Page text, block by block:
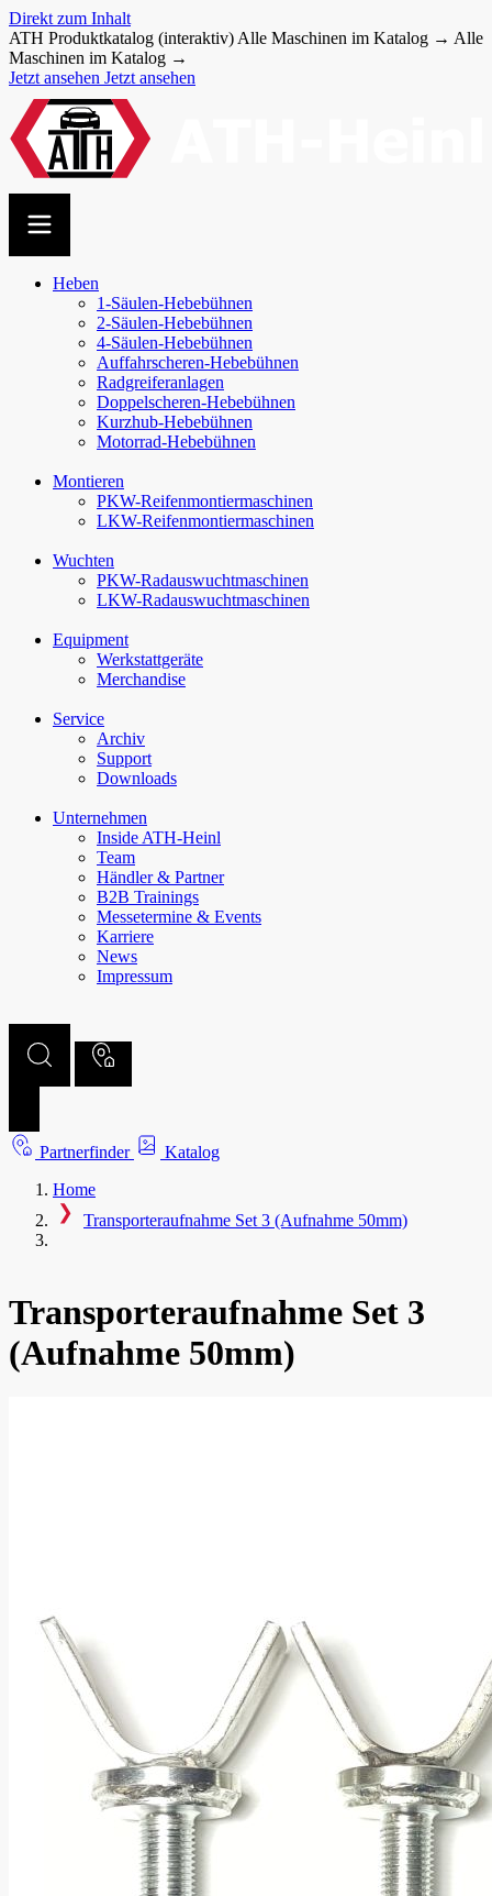
Direkt zum Inhalt
ATH Produktkatalog (interaktiv) Alle Maschinen im Katalog → Alle
Maschinen im Katalog →
Jetzt ansehen Jetzt ansehen
Heben
1-Säulen-Hebebühnen
2-Säulen-Hebebühnen
4-Säulen-Hebebühnen
Auffahr­scheren-​Hebebühnen
Radgreiferanlagen
Doppel­scheren-​Hebebühnen
Kurzhub-Hebebühnen
Motorrad-Hebebühnen
Montieren
PKW-Reifenmontiermaschinen
LKW-Reifenmontiermaschinen
Wuchten
PKW-Rad­auswucht­maschinen
LKW-Rad­auswucht­maschinen
Equipment
Werkstattgeräte
Merchandise
Service
Archiv
Support
Downloads
Unternehmen
Inside ATH-Heinl
Team
Händler & Partner
B2B Trainings
Messetermine & Events
Karriere
News
Impressum
Partnerfinder
Katalog
Home
Transporteraufnahme Set 3 (Aufnahme 50mm)
Transporteraufnahme Set 3
(Aufnahme 50mm)